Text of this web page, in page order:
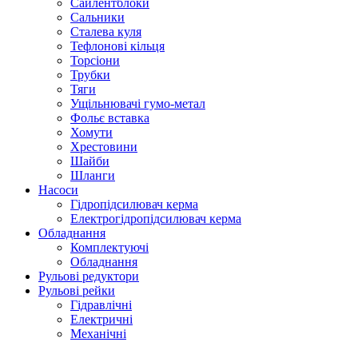
Сальники
Сталева куля
Тефлонові кільця
Торсіони
Трубки
Тяги
Ущільнювачі гумо-метал
Фольє вставка
Хомути
Хрестовини
Шайби
Шланги
Насоси
Гідропідсилювач керма
Електрогідропідсилювач керма
Обладнання
Комплектуючі
Обладнання
Рульові редуктори
Рульові рейки
Гідравлічні
Електричні
Механічні